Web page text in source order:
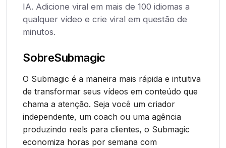
IA. Adicione viral em mais de 100 idiomas a
qualquer vídeo e crie viral em questão de
minutos.
SobreSubmagic
O Submagic é a maneira mais rápida e intuitiva
de transformar seus vídeos em conteúdo que
chama a atenção. Seja você um criador
independente, um coach ou uma agência
produzindo reels para clientes, o Submagic
economiza horas por semana com